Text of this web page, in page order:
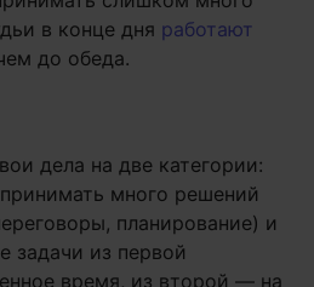
в конце дня работают
до обеда.
дела на две категории:
много решений
планирование) и
задачи из первой
время, из второй — на